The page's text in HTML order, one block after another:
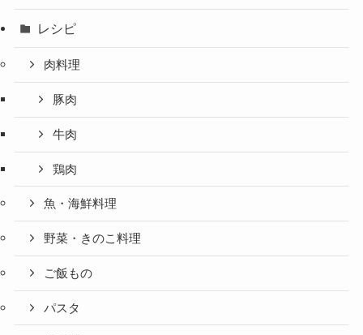
レシピ
肉料理
豚肉
牛肉
鶏肉
魚・海鮮料理
野菜・きのこ料理
ご飯もの
パスタ